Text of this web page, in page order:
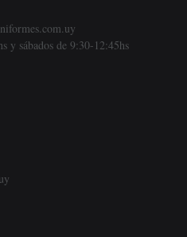
y sábados de 9:30-12:45hs